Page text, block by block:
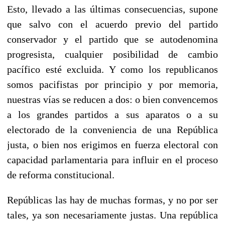
Esto, llevado a las últimas consecuencias, supone
que salvo con el acuerdo previo del partido
conservador y el partido que se autodenomina
progresista, cualquier posibilidad de cambio
pacífico esté excluida. Y como los republicanos
somos pacifistas por principio y por memoria,
nuestras vías se reducen a dos: o bien convencemos
a los grandes partidos a sus aparatos o a su
electorado de la conveniencia de una República
justa, o bien nos erigimos en fuerza electoral con
capacidad parlamentaria para influir en el proceso
de reforma constitucional.
Repúblicas las hay de muchas formas, y no por ser
tales, ya son necesariamente justas. Una república